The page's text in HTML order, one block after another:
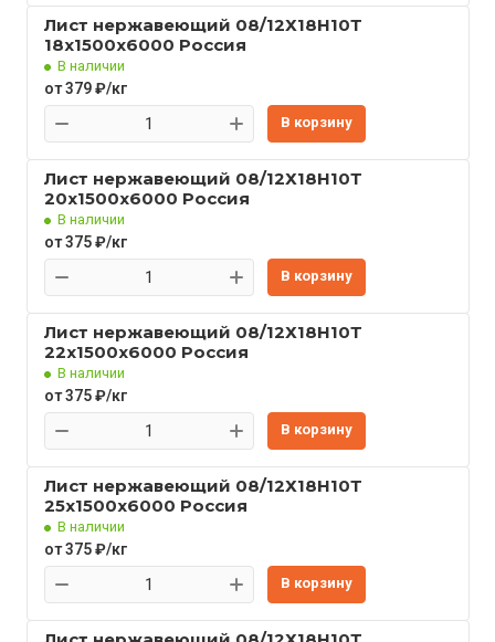
Лист нержавеющий 08/12Х18Н10Т
18x1500x6000 Россия
В наличии
от 379 ₽/кг
В корзину
Лист нержавеющий 08/12Х18Н10Т
20x1500x6000 Россия
В наличии
от 375 ₽/кг
В корзину
Лист нержавеющий 08/12Х18Н10Т
22x1500x6000 Россия
В наличии
от 375 ₽/кг
В корзину
Лист нержавеющий 08/12Х18Н10Т
25x1500x6000 Россия
В наличии
от 375 ₽/кг
В корзину